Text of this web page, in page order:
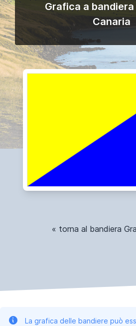
Grafica a bandiera
Canaria
« torna al bandiera
La grafica delle bandiere può